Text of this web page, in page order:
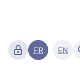
FR EN